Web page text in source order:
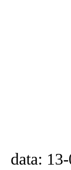
data: